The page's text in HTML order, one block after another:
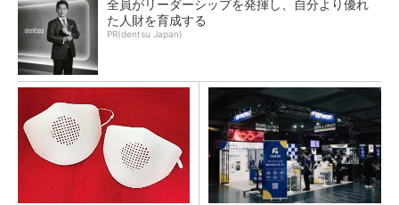
全員がリーダーシップを発揮し、自分より優れ
た人財を育成する
PR(dentsu Japan)